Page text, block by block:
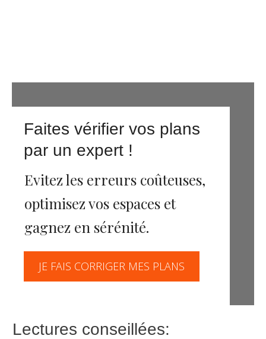
Faites vérifier vos plans
par un expert !
Evitez les erreurs coûteuses,
optimisez vos espaces et
gagnez en sérénité.
JE FAIS CORRIGER MES PLANS
Lectures conseillées: